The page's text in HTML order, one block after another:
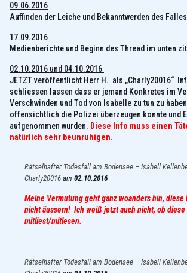
09.06.2016
Auffinden der Leiche und Bekanntwerden des Falles
17.09.2016
Medienberichte und Beginn des Thread im unten
02.10.2016 und 04.10.2016
JETZT veröffentlicht Herr H. als „Charly20016“
schliessen lassen dass er jemand Konkretes im
Verschwinden und Tod von Isabelle zu tun zu
offensichtlich die Polizei überzeugen konnte und
aufgenommen wurden. Diese Info muss einen
natürlich sehr beunruhigen.
Rätselhafter Todesfall am Bodensee – Isabell
Charly20016 am 02.10.2016
Meine Vermutung geht ganz woanders hin, diese
nicht äussern! Ich weiß jetzt auch nicht, ob
mitliest/mitlesen.
.
Rätselhafter Todesfall am Bodensee – Isabell